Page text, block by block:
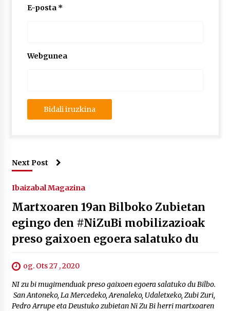
E-posta *
Webgunea
Next Post
Ibaizabal Magazina
Martxoaren 19an Bilboko Zubietan
egingo den #NiZuBi mobilizazioak
preso gaixoen egoera salatuko du
og. Ots 27 , 2020
NI zu bi mugimenduak preso gaixoen egoera salatuko du Bilbo.
San Antoneko, La Mercedeko, Arenaleko, Udaletxeko, Zubi Zuri,
Pedro Arrupe eta Deustuko zubietan Ni Zu Bi herri martxoaren